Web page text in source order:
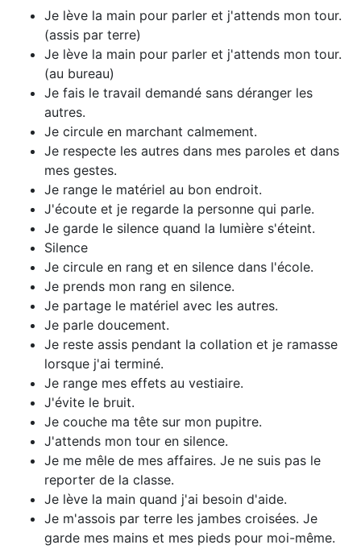
Je lève la main pour parler et j'attends mon tour.
(assis par terre)
Je lève la main pour parler et j'attends mon tour.
(au bureau)
Je fais le travail demandé sans déranger les
autres.
Je circule en marchant calmement.
Je respecte les autres dans mes paroles et dans
mes gestes.
Je range le matériel au bon endroit.
J'écoute et je regarde la personne qui parle.
Je garde le silence quand la lumière s'éteint.
Silence
Je circule en rang et en silence dans l'école.
Je prends mon rang en silence.
Je partage le matériel avec les autres.
Je parle doucement.
Je reste assis pendant la collation et je ramasse
lorsque j'ai terminé.
Je range mes effets au vestiaire.
J'évite le bruit.
Je couche ma tête sur mon pupitre.
J'attends mon tour en silence.
Je me mêle de mes affaires. Je ne suis pas le
reporter de la classe.
Je lève la main quand j'ai besoin d'aide.
Je m'assois par terre les jambes croisées. Je
garde mes mains et mes pieds pour moi-même.